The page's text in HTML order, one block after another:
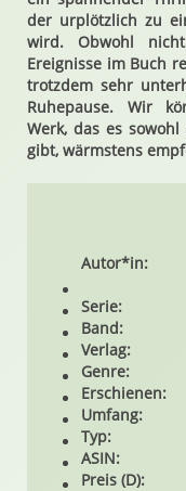
der urplötzlich zu
wird. Obwohl
Ereignisse im Buch
trotzdem sehr
Ruhepause. Wir
Werk, das es
gibt, wärmstens
Autor*in:
Serie:
Band:
Verlag:
Genre:
Erschienen:
Umfang:
Typ:
ASIN:
Preis (D):